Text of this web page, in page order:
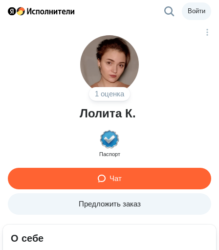
Войти
1 оценка
Лолита К.
Паспорт
Чат
Предложить заказ
О себе